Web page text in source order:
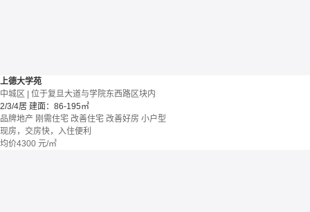
上德大学苑
中城区 | 位于复旦大道与学院东西路区块内
2/3/4居 建面：86-195㎡
品牌地产 刚需住宅 改善住宅 改善好房 小户型
现房，交房快，入住便利
均价4300 元/㎡